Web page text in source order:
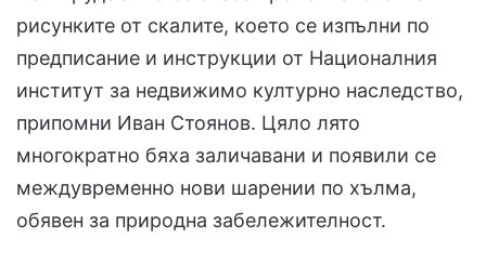
рисунките от скалите, което се изпълни по
предписание и инструкции от Националния
институт за недвижимо културно наследство,
припомни Иван Стоянов. Цяло лято
многократно бяха заличавани и появили се
междувременно нови шарении по хълма,
обявен за природна забележителност.